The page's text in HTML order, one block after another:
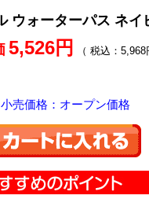
ウォーターパス ネ
5,526円 （ 税込：
売価格：オープン価格